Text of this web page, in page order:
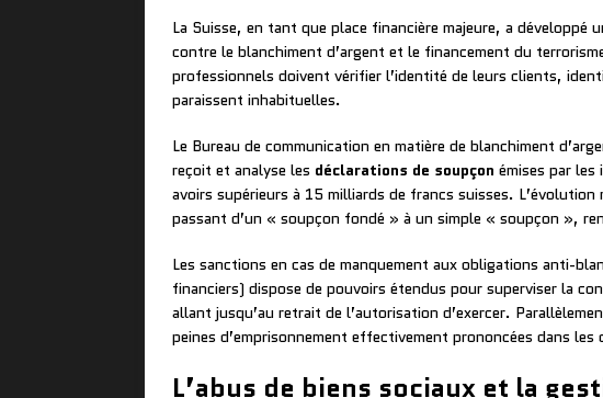
La Suisse, en tant que place financière majeure, a
contre le blanchiment d’argent et le financement du
professionnels doivent vérifier l’identité de leurs clients,
paraissent inhabituelles.
Le Bureau de communication en matière de blanchiment
reçoit et analyse les déclarations de soupçon émises par
avoirs supérieurs à 15 milliards de francs suisses.
passant d’un « soupçon fondé » à un simple « soupçon »,
Les sanctions en cas de manquement aux obligations anti-
financiers) dispose de pouvoirs étendus pour superviser la
allant jusqu’au retrait de l’autorisation d’exercer.
peines d’emprisonnement effectivement prononcées dans les
L’abus de biens sociaux et la